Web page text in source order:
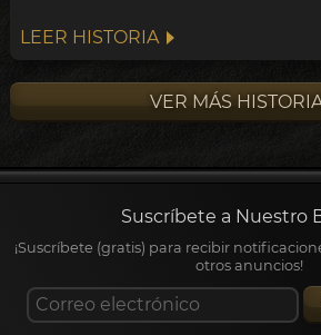
LEER HISTORIA
VER MÁS
Suscríbete a Nuestro
¡Suscríbete (gratis) para recibir
otros anuncios!